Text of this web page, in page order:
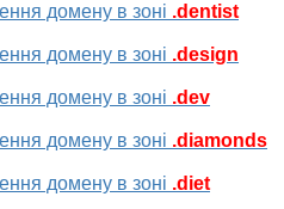
домену в зоні .dentist
домену в зоні .design
домену в зоні .dev
домену в зоні .diamonds
домену в зоні .diet